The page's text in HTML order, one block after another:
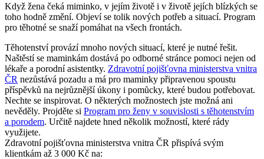
Když žena čeká miminko, v jejím životě i v životě jejích blízkých se
toho hodně změní. Objeví se tolik nových potřeb a situací. Program
pro těhotné se snaží pomáhat na všech frontách.
Těhotenství provází mnoho nových situací, které je nutné řešit.
Naštěstí se maminkám dostává po odborné stránce pomoci nejen od
lékaře a porodní asistentky. Zdravotní pojišťovna ministerstva vnitra
ČR nezůstává pozadu a má pro maminky připravenou spoustu
příspěvků na nejrůznější úkony i pomůcky, které budou potřebovat.
Nechte se inspirovat. O některých možnostech jste možná ani
nevěděly. Projděte si Program pro ženy v souvislosti s těhotenstvím
a porodem. Určitě najdete hned několik možností, které rády
využijete.
Zdravotní pojišťovna ministerstva vnitra ČR přispívá svým
klientkám až 3 000 Kč na: